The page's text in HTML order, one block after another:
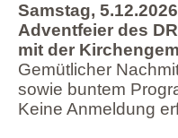
Samstag,
Adventfeier des
mit der
Gemütlicher
sowie buntem
Keine Anmeldung